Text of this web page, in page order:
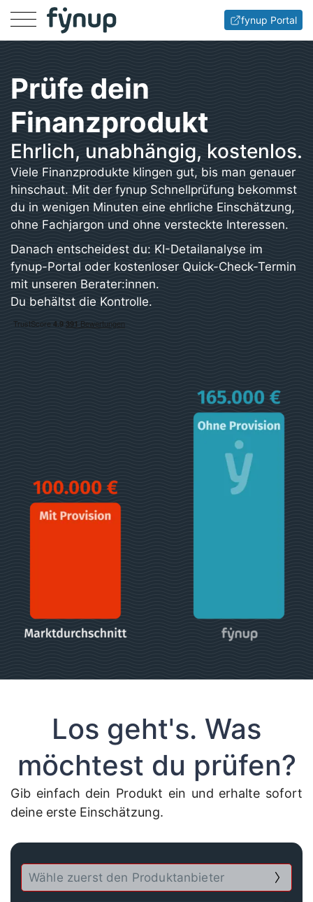
Menu fynup Portal
Prüfe dein
Finanzprodukt
Ehrlich, unabhängig, kostenlos.
Viele Finanzprodukte klingen gut, bis man genauer
hinschaut. Mit der fynup Schnellprüfung bekommst
du in wenigen Minuten eine ehrliche Einschätzung,
ohne Fachjargon und ohne versteckte Interessen.
Danach entscheidest du: KI-Detailanalyse im
fynup-Portal oder kostenloser Quick-Check-Termin
mit unseren Berater:innen.
Du behältst die Kontrolle.
Los geht's. Was
möchtest du prüfen?
Gib einfach dein Produkt ein und erhalte sofort
deine erste Einschätzung.